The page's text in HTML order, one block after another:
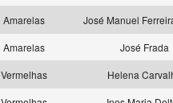
Amarelas
José Manuel
Amarelas
José Frada
Vermelhas
Helena